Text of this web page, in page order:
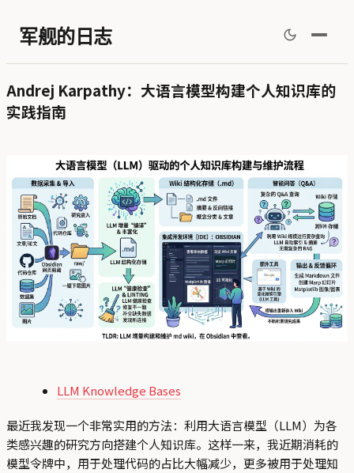
军舰的日志
Andrej Karpathy：大语言模型构建个人知识库的
实践指南
LLM Knowledge Bases
最近我发现一个非常实用的方法：利用大语言模型（LLM）为各
类感兴趣的研究方向搭建个人知识库。这样一来，我近期消耗的
模型令牌中，用于处理代码的占比大幅减少，更多被用于处理知